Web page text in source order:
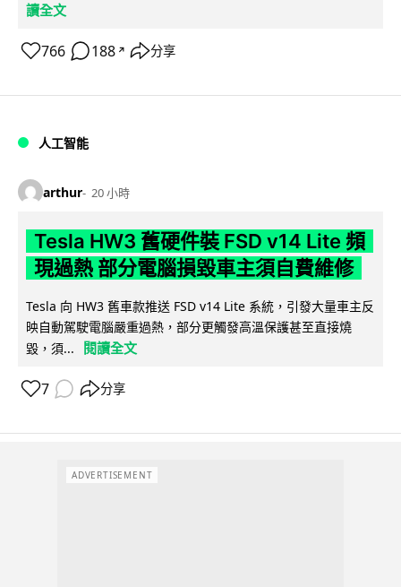
讀全文
766 188 ↗ 分享
人工智能
arthur 20 小時
Tesla HW3 舊硬件裝 FSD v14 Lite 頻
現過熱 部分電腦損毀車主須自費維修
Tesla 向 HW3 舊車款推送 FSD v14 Lite 系統，引發大量車主反
映自動駕駛電腦嚴重過熱，部分更觸發高溫保護甚至直接燒
毀，須...
閱讀全文
7 分享
ADVERTISEMENT